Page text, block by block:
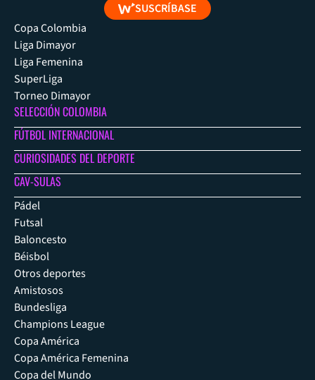
SUSCRÍBASE
Copa Colombia
Liga Dimayor
Liga Femenina
SuperLiga
Torneo Dimayor
SELECCIÓN COLOMBIA
FÚTBOL INTERNACIONAL
CURIOSIDADES DEL DEPORTE
CAV-SULAS
Pádel
Futsal
Baloncesto
Béisbol
Otros deportes
Amistosos
Bundesliga
Champions League
Copa América
Copa América Femenina
Copa del Mundo